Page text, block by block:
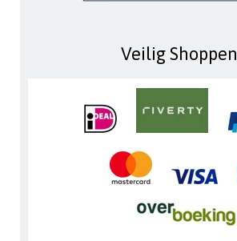
Veilig Shoppen